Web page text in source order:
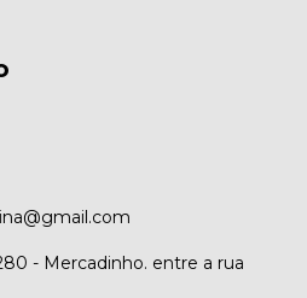
- Mercadinho. entre a rua